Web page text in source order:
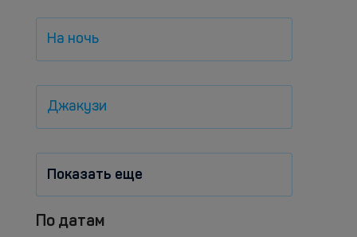
На ночь
Джакузи
Показать еще
По датам